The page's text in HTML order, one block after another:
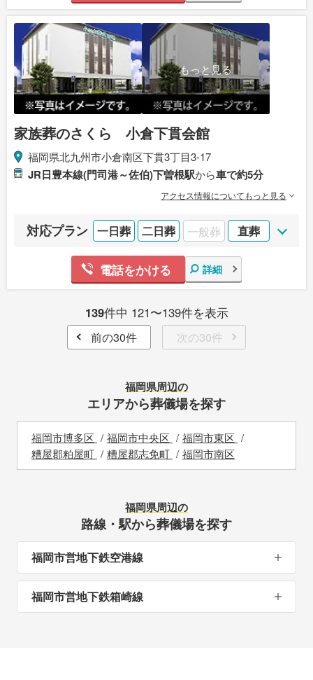
もっと見る
家族葬のさくら 小倉下貫会館
福岡県北九州市小倉南区下貫3丁目3-17
JR日豊本線(門司港～佐伯)下曽根駅から車で約5分
アクセス情報についてもっと見る
対応プラン 一日葬 二日葬 一般葬 直葬
電話をかける 詳細
139件中 121〜139件を表示
前の30件 次の30件
福岡県周辺の
エリアから葬儀場を探す
福岡市博多区 福岡市中央区
福岡市東区
糟屋郡粕屋町
糟屋郡志免町 福岡市南区
福岡県周辺の
路線・駅から葬儀場を探す
福岡市営地下鉄空港線
福岡市営地下鉄箱崎線